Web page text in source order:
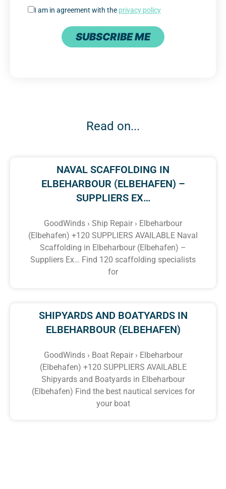
I am in agreement with the privacy policy
SUBSCRIBE ME
Read on...
NAVAL SCAFFOLDING IN
ELBEHARBOUR (ELBEHAFEN) –
SUPPLIERS EX…
GoodWinds › Ship Repair › Elbeharbour
(Elbehafen) +120 SUPPLIERS AVAILABLE Naval
Scaffolding in Elbeharbour (Elbehafen) –
Suppliers Ex… Find 120 scaffolding specialists
for
SHIPYARDS AND BOATYARDS IN
ELBEHARBOUR (ELBEHAFEN)
GoodWinds › Boat Repair › Elbeharbour
(Elbehafen) +120 SUPPLIERS AVAILABLE
Shipyards and Boatyards in Elbeharbour
(Elbehafen) Find the best nautical services for
your boat